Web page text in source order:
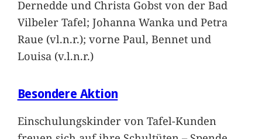
Dernedde und Christa Gobst von der Bad
Vilbeler Tafel; Johanna Wanka und Petra
Raue (vl.n.r.); vorne Paul, Bennet und
Louisa (v.l.n.r.)
Besondere Aktion
Einschulungskinder von Tafel-Kunden